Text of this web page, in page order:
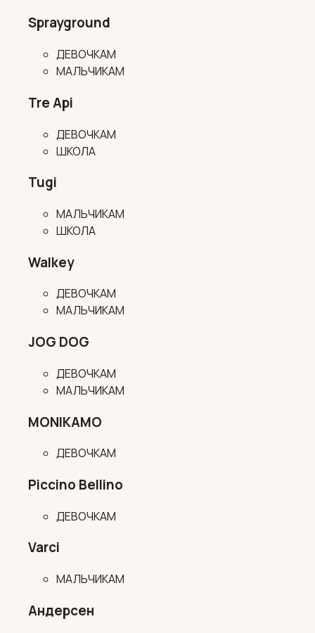
Sprayground
ДЕВОЧКАМ
МАЛЬЧИКАМ
Tre Api
ДЕВОЧКАМ
ШКОЛА
Tugi
МАЛЬЧИКАМ
ШКОЛА
Walkey
ДЕВОЧКАМ
МАЛЬЧИКАМ
JOG DOG
ДЕВОЧКАМ
МАЛЬЧИКАМ
MONIKAMO
ДЕВОЧКАМ
Piccino Bellino
ДЕВОЧКАМ
Varci
МАЛЬЧИКАМ
Андерсен